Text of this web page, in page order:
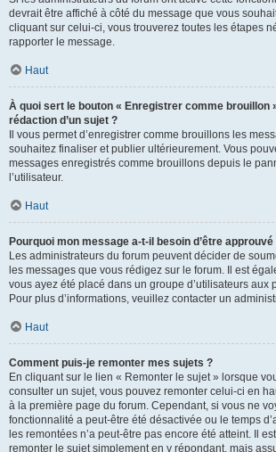
devrait être affiché à côté du message que vous
cliquant sur celui-ci, vous trouverez toutes les étapes
rapporter le message.
Haut
À quoi sert le bouton « Enregistrer comme brouillon
rédaction d’un sujet ?
Il vous permet d’enregistrer comme brouillons les
souhaitez finaliser et publier ultérieurement. Vous
messages enregistrés comme brouillons depuis le
l’utilisateur.
Haut
Pourquoi mon message a-t-il besoin d’être approuvé
Les administrateurs du forum peuvent décider de
les messages que vous rédigez sur le forum. Il est
vous ayez été placé dans un groupe d’utilisateurs aux
Pour plus d’informations, veuillez contacter un
Haut
Comment puis-je remonter mes sujets ?
En cliquant sur le lien « Remonter le sujet » lorsque
consulter un sujet, vous pouvez remonter celui-ci en
à la première page du forum. Cependant, si vous ne
fonctionnalité a peut-être été désactivée ou le temps
les remontées n’a peut-être pas encore été atteint. Il
remonter le sujet simplement en y répondant, mais